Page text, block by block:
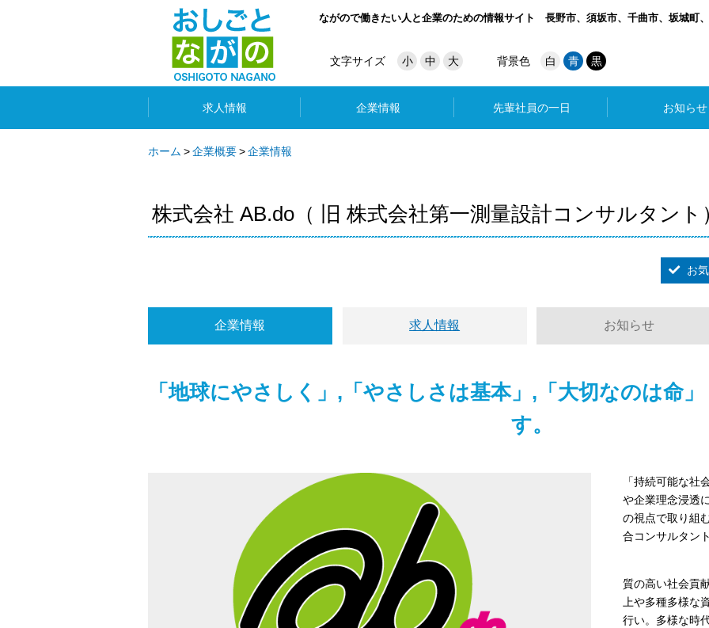
ながので働きたい人と企業のための情報サイト 長野市、須坂市、千曲市、坂城町
文字サイズ 小 中 大 背景色 白 青 黒
求人情報 企業情報 先輩社員の一日 お知らせ
ホーム 企業概要 企業情報
株式会社 AB.do（ 旧 株式会社第一測量設計コンサルタント
お
企業情報 求人情報 お知らせ
「地球にやさしく」,「やさしさは基本」,「大切なのは命
す。
「持続可能な社
や企業理念浸透
の視点で取り組
合コンサルタン
質の高い社会貢
上や多種多様な
行い。多様な時